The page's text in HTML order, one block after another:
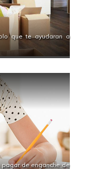
que te ayudaran a
pagar de enganche de